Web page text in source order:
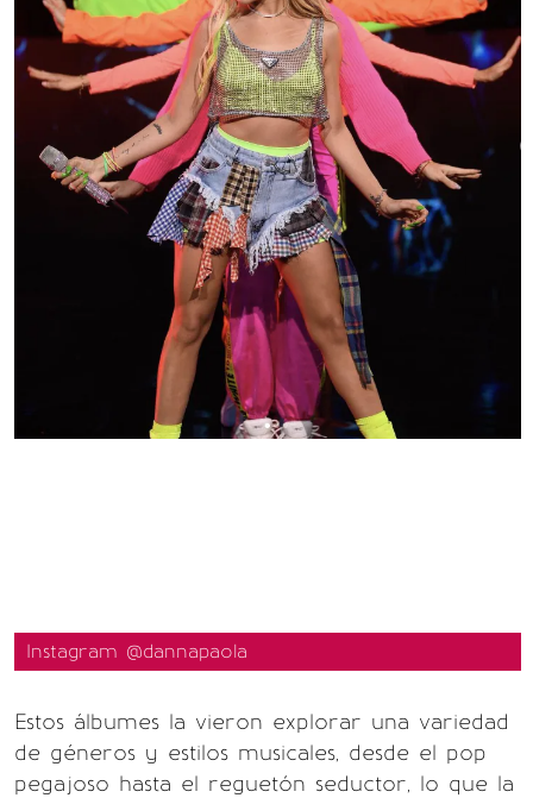
Instagram @dannapaola
Estos álbumes la vieron explorar una variedad
de géneros y estilos musicales, desde el pop
pegajoso hasta el reguetón seductor, lo que la